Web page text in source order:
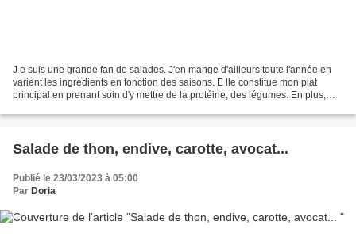
J e suis une grande fan de salades. J'en mange d'ailleurs toute l'année en
varient les ingrédients en fonction des saisons. E lle constitue mon plat
principal en prenant soin d'y mettre de la protéine, des légumes. En plus,
Salade de thon, endive, carotte, avocat...
Publié le 23/03/2023 à 05:00
Par Doria